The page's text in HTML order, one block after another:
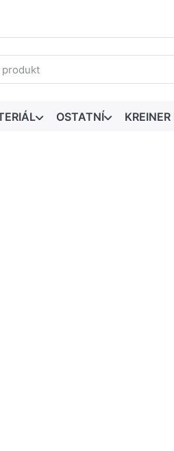
výraz. První výsledky se zobrazí
OSTATNÍ